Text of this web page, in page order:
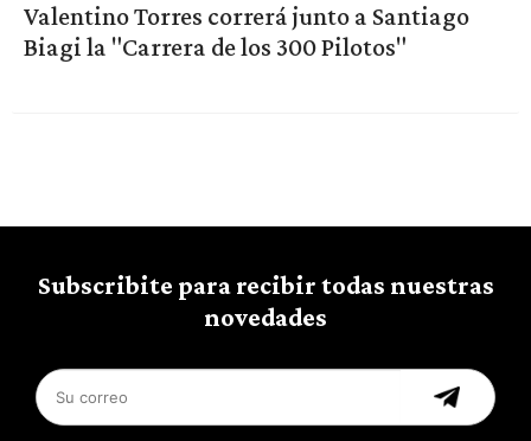
Valentino Torres correrá junto a Santiago
Biagi la "Carrera de los 300 Pilotos"
Subscribite para recibir todas nuestras
novedades